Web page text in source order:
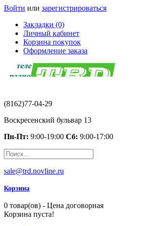
Войти или зарегистрироваться
Закладки (0)
Личный кабинет
Корзина покупок
Оформление заказа
(8162)77-04-29
Воскресенский бульвар 13
Пн-Пт: 9:00-19:00 Сб: 9:00-17:00
sale@trd.novline.ru
Корзина
0 товар(ов) - Цена договорная
Корзина пуста!